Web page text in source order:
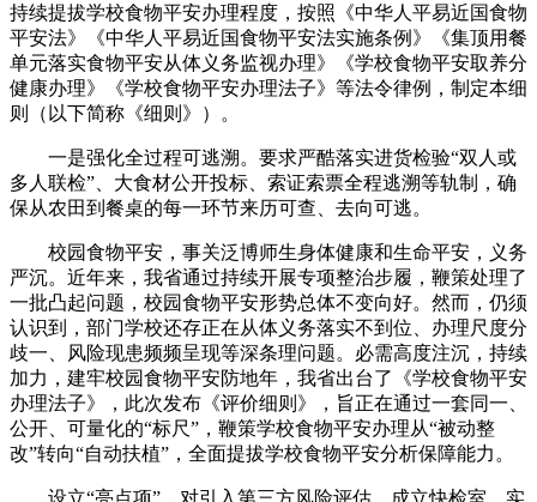
持续提拔学校食物平安办理程度，按照《中华人平易近国食物
平安法》《中华人平易近国食物平安法实施条例》《集顶用餐
单元落实食物平安从体义务监视办理》《学校食物平安取养分
健康办理》《学校食物平安办理法子》等法令律例，制定本细
则（以下简称《细则》）。
一是强化全过程可逃溯。要求严酷落实进货检验“双人或
多人联检”、大食材公开投标、索证索票全程逃溯等轨制，确
保从农田到餐桌的每一环节来历可查、去向可逃。
校园食物平安，事关泛博师生身体健康和生命平安，义务
严沉。近年来，我省通过持续开展专项整治步履，鞭策处理了
一批凸起问题，校园食物平安形势总体不变向好。然而，仍须
认识到，部门学校还存正在从体义务落实不到位、办理尺度分
歧一、风险现患频频呈现等深条理问题。必需高度注沉，持续
加力，建牢校园食物平安防地年，我省出台了《学校食物平安
办理法子》，此次发布《评价细则》，旨正在通过一套同一、
公开、可量化的“标尺”，鞭策学校食物平安办理从“被动整
改”转向“自动扶植”，全面提拔学校食物平安分析保障能力。